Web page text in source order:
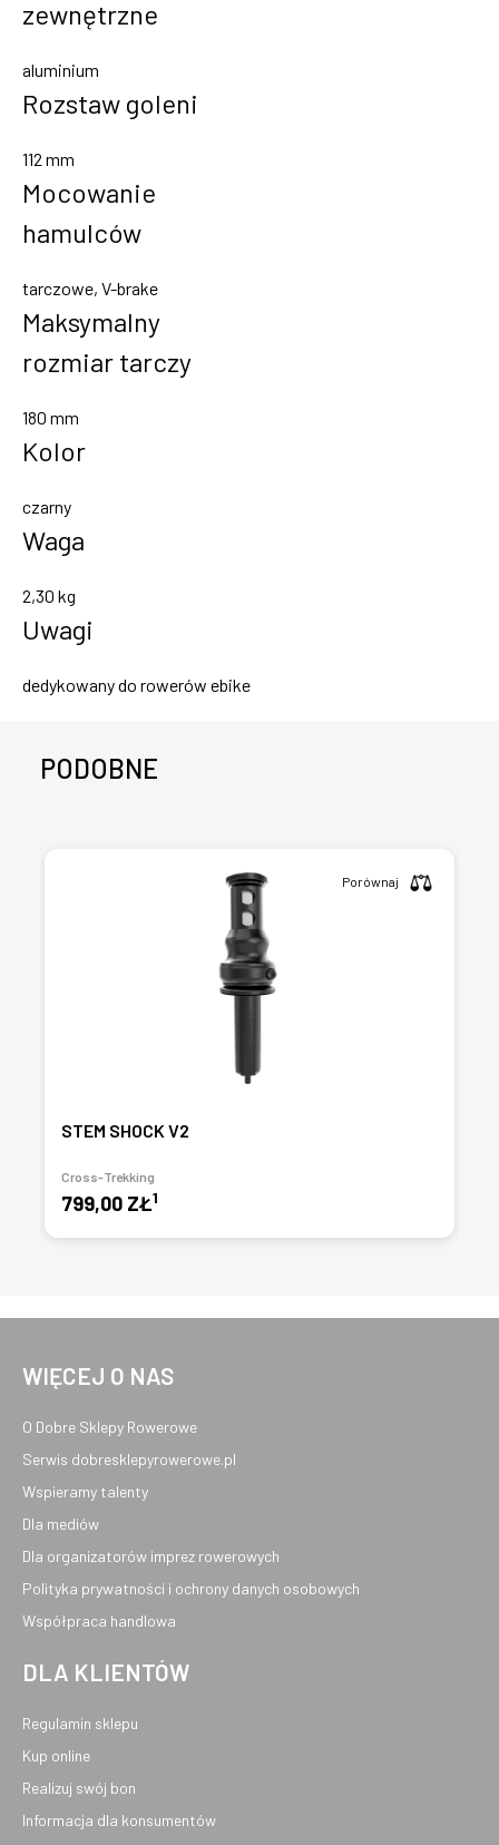
zewnętrzne
aluminium
Rozstaw goleni
112 mm
Mocowanie
hamulców
tarczowe, V-brake
Maksymalny
rozmiar tarczy
180 mm
Kolor
czarny
Waga
2,30 kg
Uwagi
dedykowany do rowerów ebike
PODOBNE
STEM SHOCK V2
Cross-Trekking
799,00 ZŁ1
Porównaj
WIĘCEJ O NAS
O Dobre Sklepy Rowerowe
Serwis dobresklepyrowerowe.pl
Wspieramy talenty
Dla mediów
Dla organizatorów imprez rowerowych
Polityka prywatności i ochrony danych osobowych
Współpraca handlowa
DLA KLIENTÓW
Regulamin sklepu
Kup online
Realizuj swój bon
Informacja dla konsumentów